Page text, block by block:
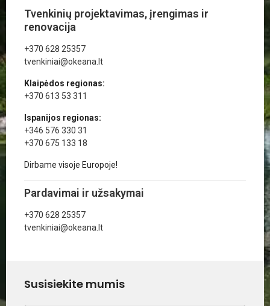
Tvenkinių projektavimas, įrengimas ir
renovacija
+370 628 25357
tvenkiniai@okeana.lt
Klaipėdos regionas:
+370 613 53 311
Ispanijos regionas:
+346 576 330 31
+370 675 133 18
Dirbame visoje Europoje!
Pardavimai ir užsakymai
+370 628 25357
tvenkiniai@okeana.lt
Susisiekite mumis